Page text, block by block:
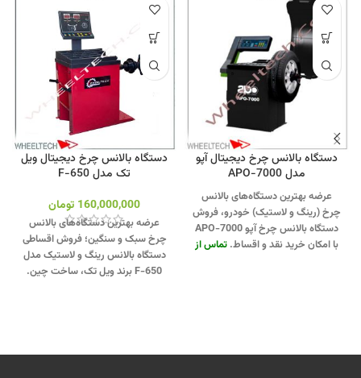
دستگاه بالانس چرخ دیجیتال آپو
مدل APO-7000
عرضه بهترین دستگاه‌های بالانس
چرخ (رینگ و لاستیک) خودرو، فروش
دستگاه بالانس چرخ آپو APO-7000
با امکان خرید نقد و اقساط. تماس از
دستگاه بالانس چرخ دیجیتال ویل
تک مدل F-650
160,000,000 تومان
عرضه بهترین دستگاه‌های بالانس
چرخ سبک و سنگین؛ فروش اقساطی
دستگاه بالانس رینگ و لاستیک مدل
F-650 برند ویل تک، ساخت چین.
کنید